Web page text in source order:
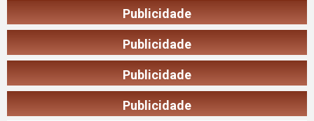
Publicidade
Publicidade
Publicidade
Publicidade